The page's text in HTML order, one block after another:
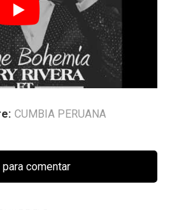
CUMBIA PERUANA
para comentar